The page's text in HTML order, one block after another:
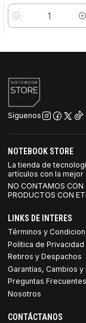
Cantidad
Síguenos
NOTEBOOK STORE
La tienda de
artículos con la
NO CONTAMOS CON
PRODUCTOS CON
LINKS DE INTERES
Términos y
Política de
Retiros y Despachos
Garantías, Cambios
Preguntas Frecuentes
Nosotros
CONTÁCTANOS